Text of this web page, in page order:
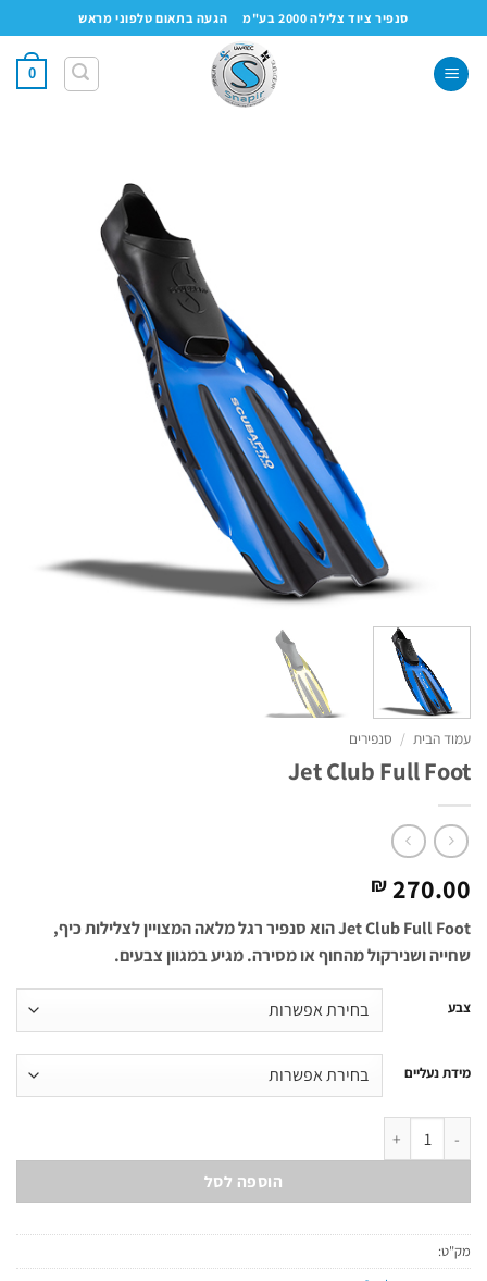
to
content
סנפיר ציוד צלילה 2000 בע"מ הגעה בתאום טלפוני מראש
0
עמוד הבית / סנפירים
Jet Club Full Foot
₪ 270.00
Jet Club Full Foot הוא סנפיר רגל מלאה המצויין לצלילות כיף,
שחייה ושנירקול מהחוף או מסירה. מגיע במגוון צבעים.
צבע
מידת נעליים
כמות של Jet Club Full Foot
הוספה לסל
מק"ט: